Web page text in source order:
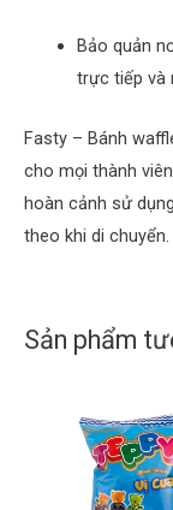
Bảo quản
trực tiếp và
Fasty – Bánh
cho mọi thành
hoàn cảnh sử
theo khi di chuyển.
Sản phẩm